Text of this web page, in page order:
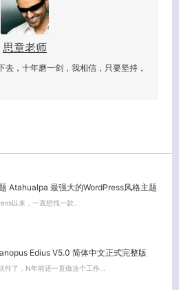
思章老师
，十年磨一剑，我相信，只要坚持，
Atahualpa 最强大的WordPress风格主题
以来，一直想找一款…
Edius V5.0 简体中文正式完整版
件了，N年前还一直做这个工作…
客服小美